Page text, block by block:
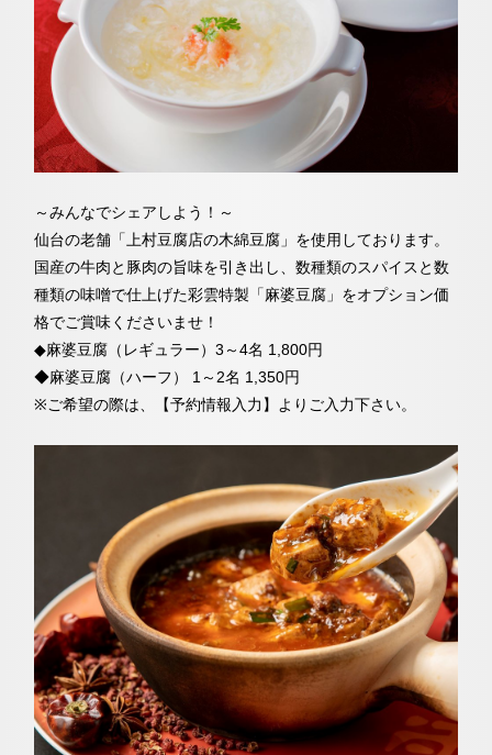
～みんなでシェアしよう！～
仙台の老舗「上村豆腐店の木綿豆腐」を使用しております。
国産の牛肉と豚肉の旨味を引き出し、数種類のスパイスと数
種類の味噌で仕上げた彩雲特製「麻婆豆腐」をオプション価
格でご賞味くださいませ！
◆麻婆豆腐（レギュラー）3～4名 1,800円
◆麻婆豆腐（ハーフ） 1～2名 1,350円
※ご希望の際は、【予約情報入力】よりご入力下さい。